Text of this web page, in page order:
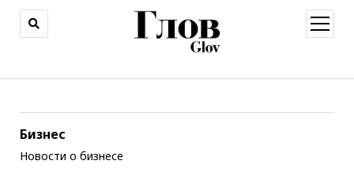
меню
Бизнес
Новости о бизнесе